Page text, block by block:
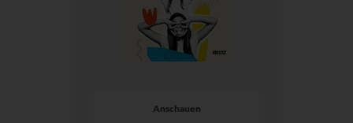
Anschauen